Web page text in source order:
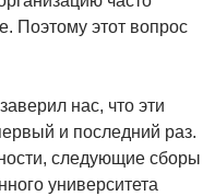
Поэтому этот вопрос
нас, что эти
и последний раз.
следующие сборы
университета